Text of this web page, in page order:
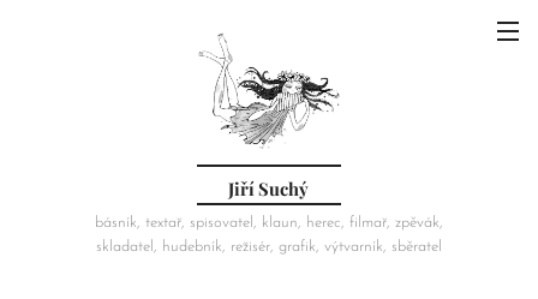
Jiří Suchý
básník, textař, spisovatel, klaun, herec, filmař, zpěvák,
skladatel, hudebník, režisér, grafik, výtvarník, sběratel